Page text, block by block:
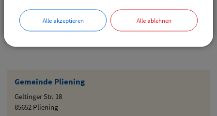
Gemeinde Pliening
Geltinger Str. 18
85652 Pliening
Alle akzeptieren Alle ablehnen